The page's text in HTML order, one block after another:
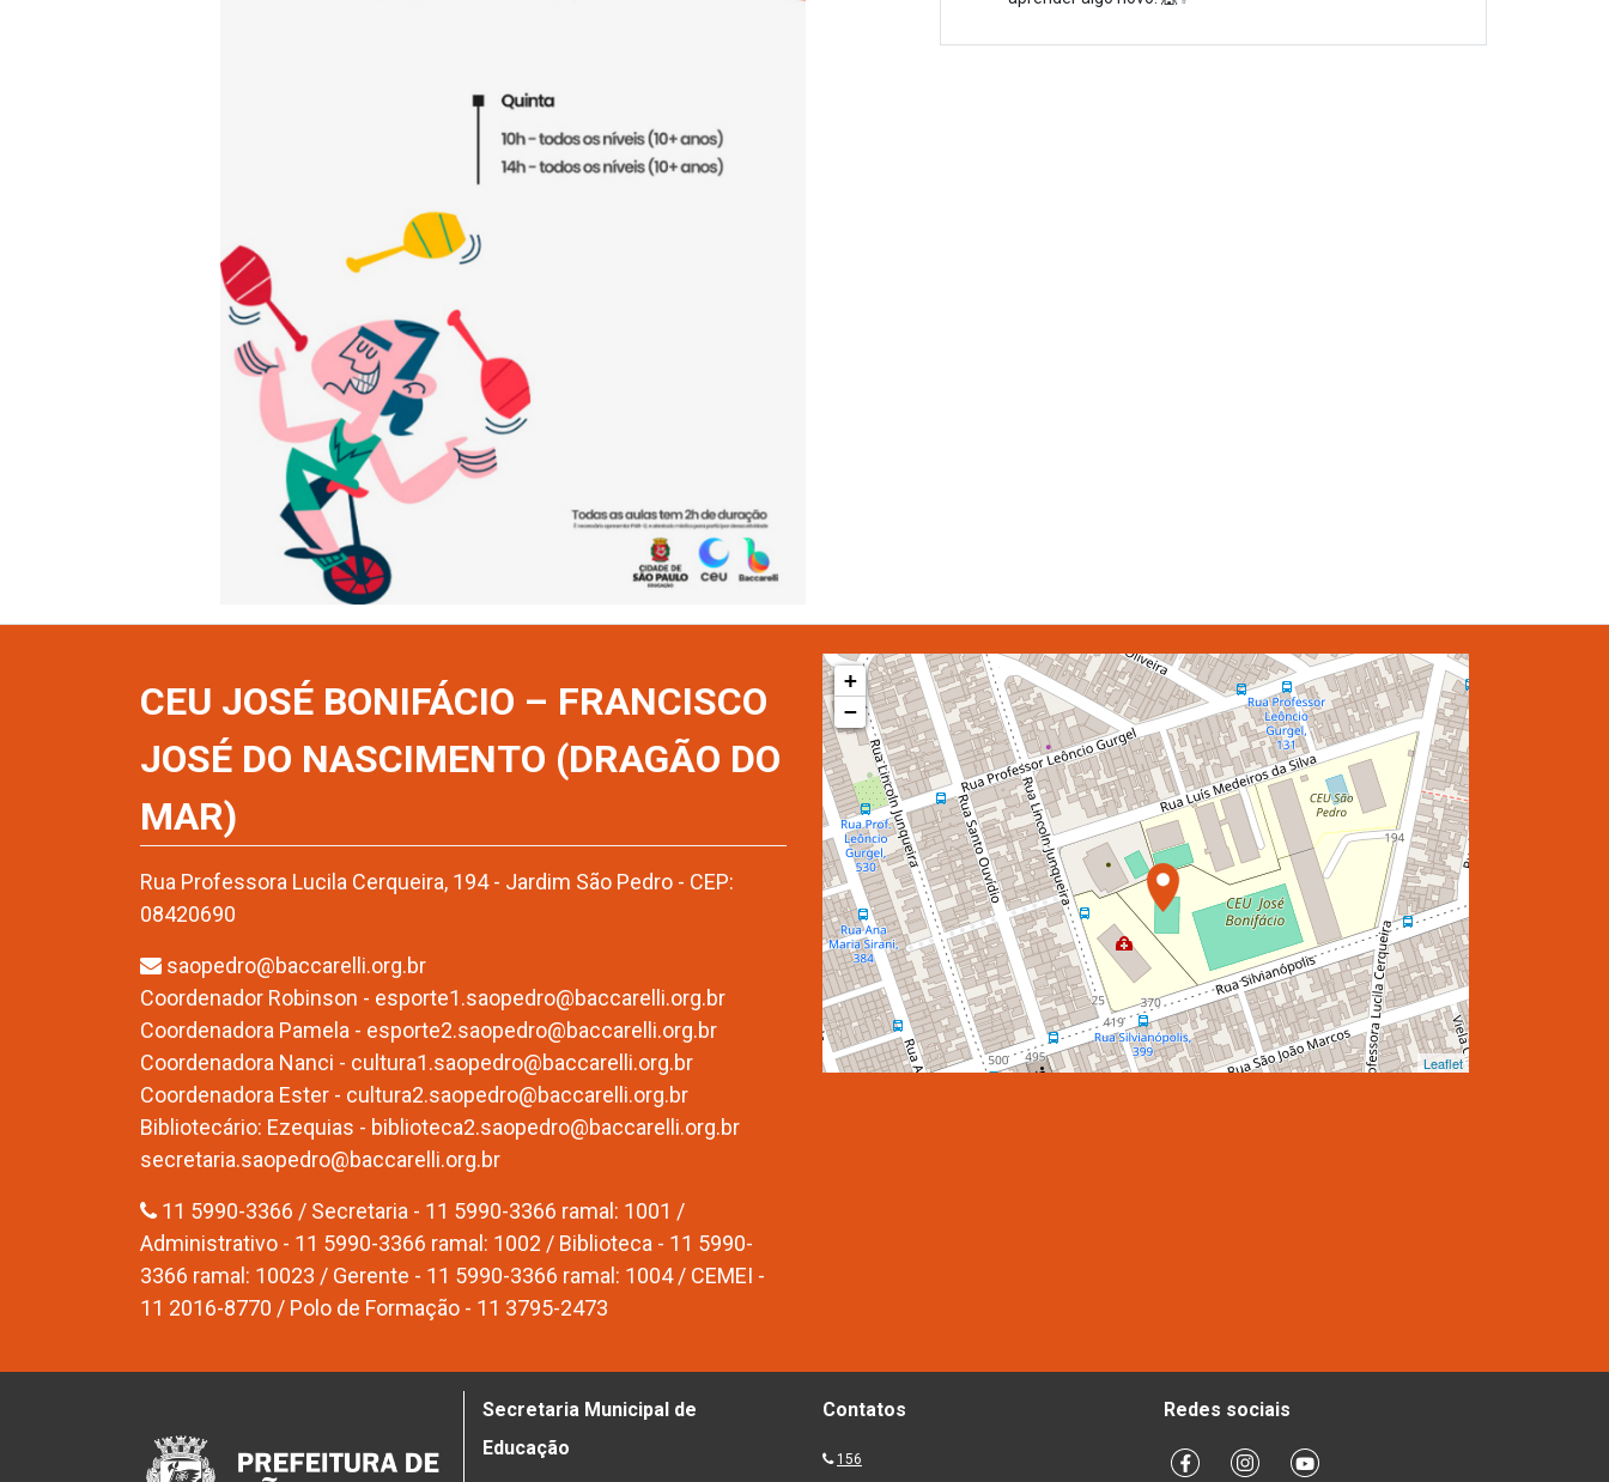
CEU JOSÉ BONIFÁCIO – FRANCISCO
JOSÉ DO NASCIMENTO (DRAGÃO DO
MAR)
Rua Professora Lucila Cerqueira, 194 - Jardim São Pedro - CEP:
08420690
saopedro@baccarelli.org.br
Coordenador Robinson - esporte1.saopedro@baccarelli.org.br
Coordenadora Pamela - esporte2.saopedro@baccarelli.org.br
Coordenadora Nanci - cultura1.saopedro@baccarelli.org.br
Coordenadora Ester - cultura2.saopedro@baccarelli.org.br
Bibliotecário: Ezequias - biblioteca2.saopedro@baccarelli.org.br
secretaria.saopedro@baccarelli.org.br
11 5990-3366 / Secretaria - 11 5990-3366 ramal: 1001 /
Administrativo - 11 5990-3366 ramal: 1002 / Biblioteca - 11 5990-
3366 ramal: 10023 / Gerente - 11 5990-3366 ramal: 1004 / CEMEI -
11 2016-8770 / Polo de Formação - 11 3795-2473
+
−
Leaflet
Secretaria Municipal de
Educação
Contatos
156
Redes sociais